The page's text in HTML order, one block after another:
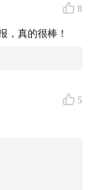
8
，真的很棒！
5